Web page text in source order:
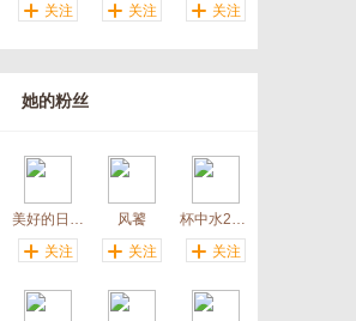
关注
关注
关注
她的粉丝
美好的日子来了
关注
风饕
关注
杯中水2018
关注